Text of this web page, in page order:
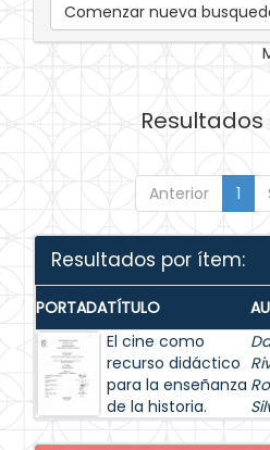
Comenzar nueva
Resultados
Anterior 1
Resultados por ítem:
PORTADATÍTULO
El cine como
recurso didáctico
para la enseñanza
de la historia.